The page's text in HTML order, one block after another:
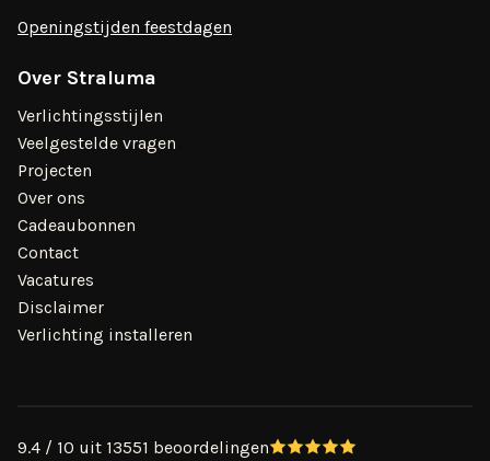
Openingstijden feestdagen
Over Straluma
Verlichtingsstijlen
Veelgestelde vragen
Projecten
Over ons
Cadeaubonnen
Contact
Vacatures
Disclaimer
Verlichting installeren
9.4 / 10 uit 13551 beoordelingen